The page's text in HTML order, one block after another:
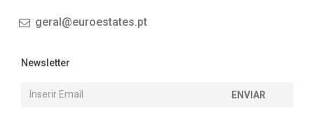
geral@euroestates.pt
Newsletter
ENVIAR